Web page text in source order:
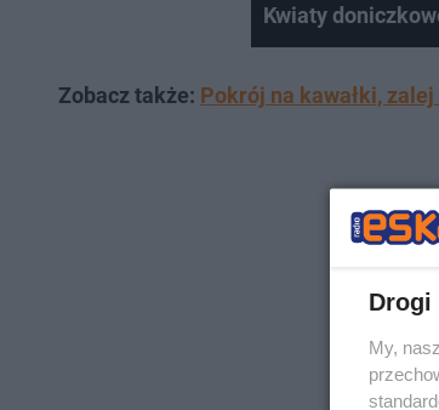
Kwiaty
Zobacz także: Pokrój na kawałki,
Drogi
My,